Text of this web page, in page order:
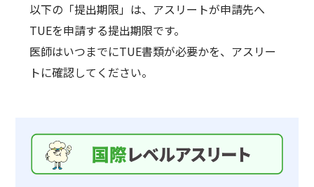
以下の「提出期限」は、アスリートが申請先へ
TUEを申請する提出期限です。
医師はいつまでにTUE書類が必要かを、アスリー
トに確認してください。